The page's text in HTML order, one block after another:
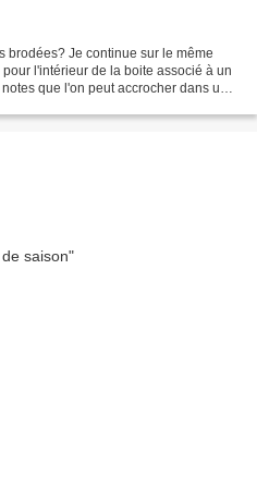
brodées? Je continue sur le même
l'intérieur de la boite associé à un
que l'on peut accrocher dans une